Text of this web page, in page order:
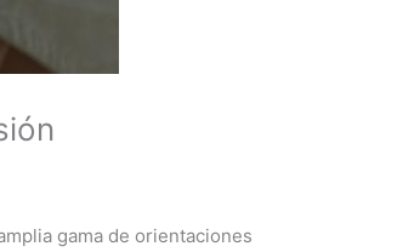
gama de orientaciones